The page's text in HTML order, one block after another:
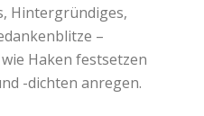
Hintergründiges,
–
Haken festsetzen
-dichten anregen.